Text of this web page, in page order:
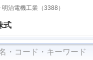
明治電機工業（3388）
式